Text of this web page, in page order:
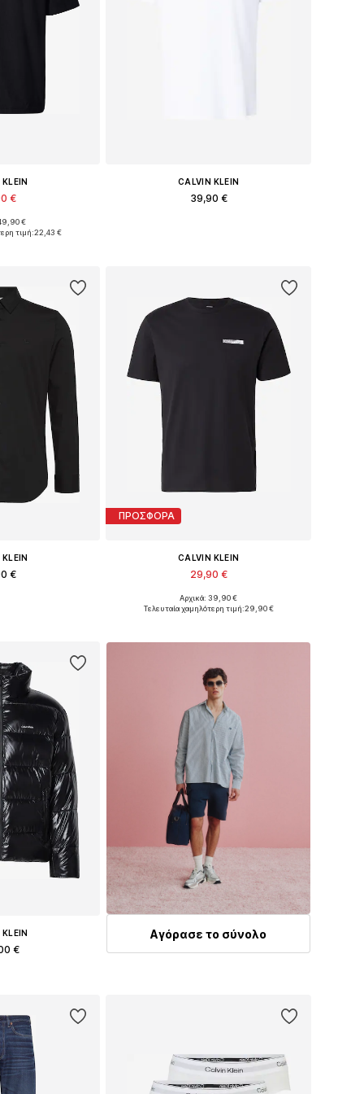
€
S, M, L, XL
€
τιμή:22,43 €
CALVIN KLEIN
39,90 €
€
ΠΡΟΣΦΟΡΑ
CALVIN KLEIN
29,90 €
Διαθέσιμα μεγέθη: M, L, XL
Αρχικά: 39,90 €
Τελευταία χαμηλότερη τιμή:29,90 €
€
Αγόρασε το σύνολο